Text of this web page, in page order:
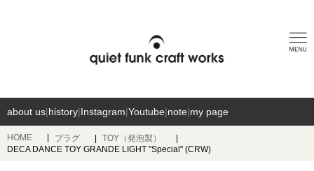
about us|history|Instagram|Youtube|note|my page
HOME プラグ
TOY（発泡製）
DECA DANCE TOY GRANDE LIGHT "Special" (CRW)